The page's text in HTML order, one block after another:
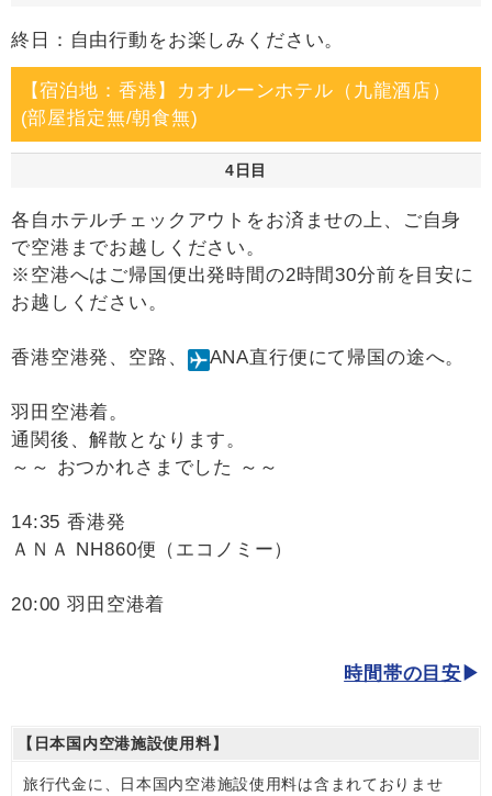
終日：自由行動をお楽しみください。
【宿泊地：香港】カオルーンホテル（九龍酒店）
(部屋指定無/朝食無)
4日目
各自ホテルチェックアウトをお済ませの上、ご自身
で空港までお越しください。
※空港へはご帰国便出発時間の2時間30分前を目安に
お越しください。
香港空港発、空路、 ANA直行便にて帰国の途へ。
羽田空港着。
通関後、解散となります。
～～ おつかれさまでした ～～
14:35 香港発
ＡＮＡ NH860便（エコノミー）
20:00 羽田空港着
時間帯の目安
【日本国内空港施設使用料】
旅行代金に、日本国内空港施設使用料は含まれておりませ